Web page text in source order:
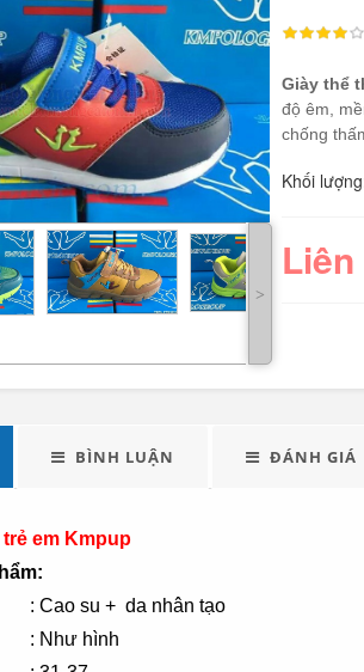
˃
Giày thể
độ êm,
chống
Khối
Liên
BÌNH LUẬN ĐÁNH GIÁ
em Kmpup
: Cao su + da nhân tạo
: Như hình
cầm tay đa
xách
Quạt điện đôi 12V